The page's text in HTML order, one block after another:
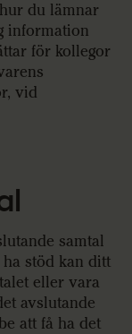
du lämnar
information
för kollegor
vid
samtal
stöd kan ditt
eller vara
avslutande
att få ha det